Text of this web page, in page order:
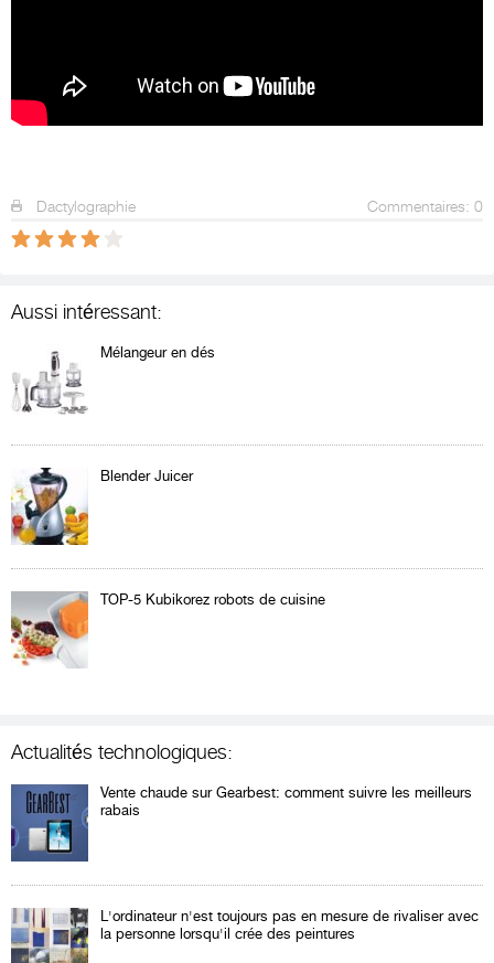
Dactylographie Commentaires: 0
Aussi intéressant:
Mélangeur en dés
Blender Juicer
TOP-5 Kubikorez robots de cuisine
Actualités technologiques:
Vente chaude sur Gearbest: comment suivre les meilleurs
rabais
L'ordinateur n'est toujours pas en mesure de rivaliser avec
la personne lorsqu'il crée des peintures